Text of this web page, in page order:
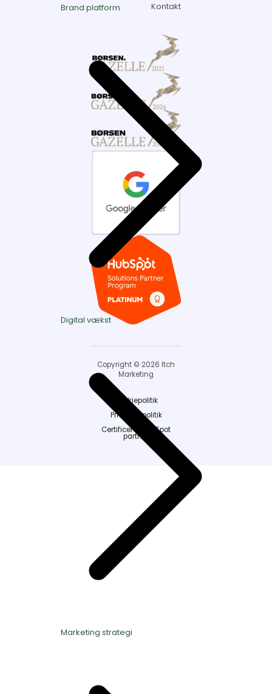
Brand platform
Digital vækst
Marketing strategi
Kontakt
Copyright © 2026 Itch
Marketing
Cookiepolitik
Privatlivspolitik
Certificeret HubSpot
partner